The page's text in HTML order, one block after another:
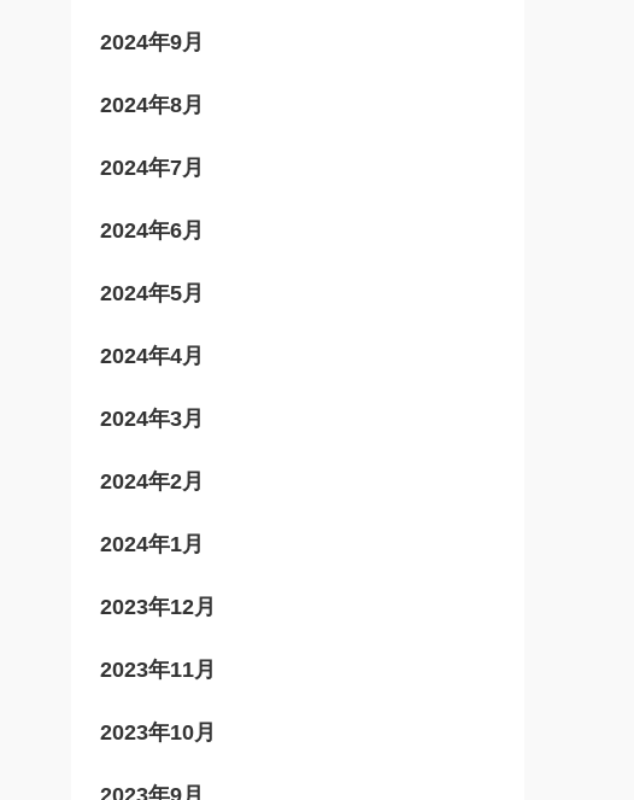
2024年9月
2024年8月
2024年7月
2024年6月
2024年5月
2024年4月
2024年3月
2024年2月
2024年1月
2023年12月
2023年11月
2023年10月
2023年9月